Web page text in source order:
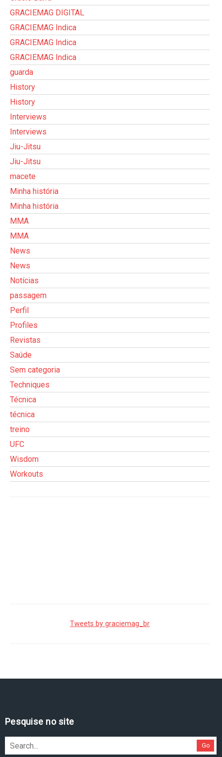
GRACIEMAG DIGITAL
GRACIEMAG Indica
GRACIEMAG Indica
GRACIEMAG Indica
guarda
History
History
Interviews
Interviews
Jiu-Jitsu
Jiu-Jitsu
macete
Minha história
Minha história
MMA
MMA
News
News
Notícias
passagem
Perfil
Profiles
Revistas
Saúde
Sem categoria
Techniques
Técnica
técnica
treino
UFC
Wisdom
Workouts
Tweets by graciemag_br
Pesquise no site
Go